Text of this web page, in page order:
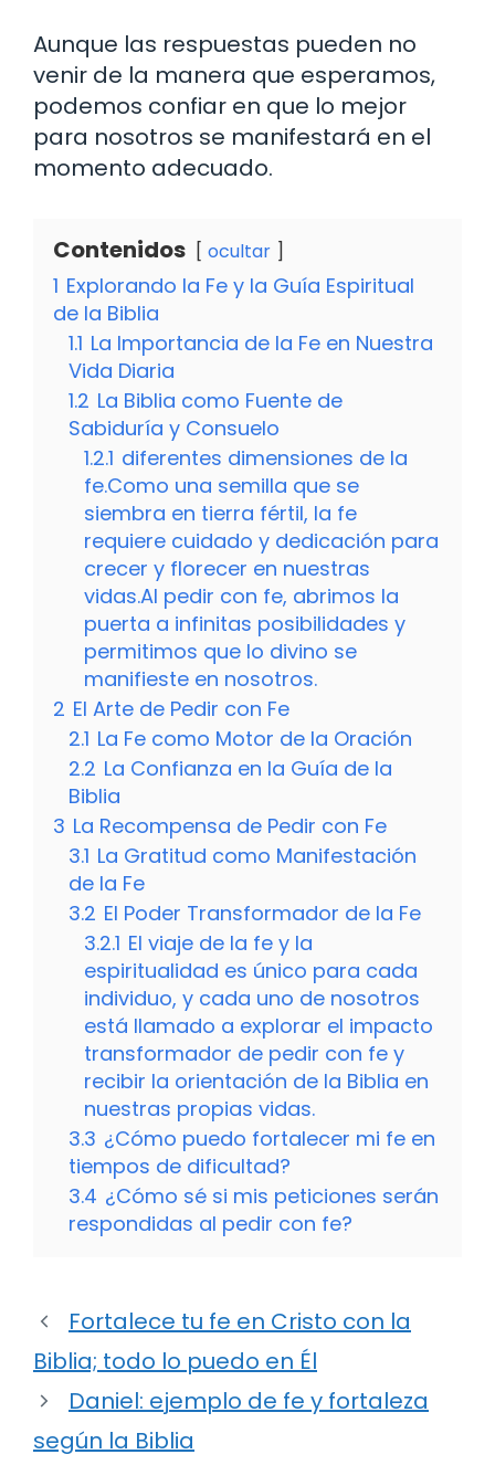
Aunque las respuestas pueden no
venir de la manera que esperamos,
podemos confiar en que lo mejor
para nosotros se manifestará en el
momento adecuado.
Contenidos ocultar
1 Explorando la Fe y la Guía Espiritual
de la Biblia
1.1 La Importancia de la Fe en Nuestra
Vida Diaria
1.2 La Biblia como Fuente de
Sabiduría y Consuelo
1.2.1 diferentes dimensiones de la
fe.Como una semilla que se
siembra en tierra fértil, la fe
requiere cuidado y dedicación para
crecer y florecer en nuestras
vidas.Al pedir con fe, abrimos la
puerta a infinitas posibilidades y
permitimos que lo divino se
manifieste en nosotros.
2 El Arte de Pedir con Fe
2.1 La Fe como Motor de la Oración
2.2 La Confianza en la Guía de la
Biblia
3 La Recompensa de Pedir con Fe
3.1 La Gratitud como Manifestación
de la Fe
3.2 El Poder Transformador de la Fe
3.2.1 El viaje de la fe y la
espiritualidad es único para cada
individuo, y cada uno de nosotros
está llamado a explorar el impacto
transformador de pedir con fe y
recibir la orientación de la Biblia en
nuestras propias vidas.
3.3 ¿Cómo puedo fortalecer mi fe en
tiempos de dificultad?
3.4 ¿Cómo sé si mis peticiones serán
respondidas al pedir con fe?
Fortalece tu fe en Cristo con la
Biblia; todo lo puedo en Él
Daniel: ejemplo de fe y fortaleza
según la Biblia